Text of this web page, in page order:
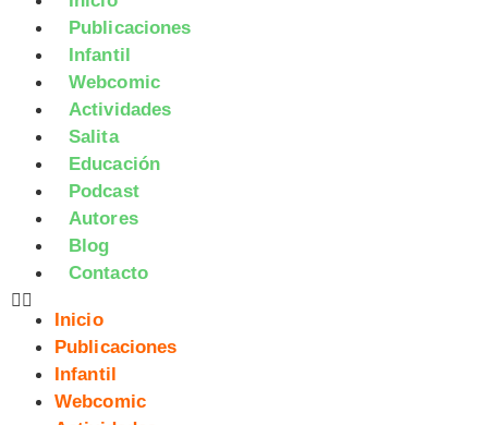
Publicaciones
Infantil
Webcomic
Actividades
Salita
Educación
Podcast
Autores
Blog
Contacto
Inicio
Publicaciones
Infantil
Webcomic